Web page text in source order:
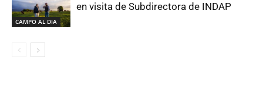
CAMPO AL DIA
en visita de Subdirectora de INDAP